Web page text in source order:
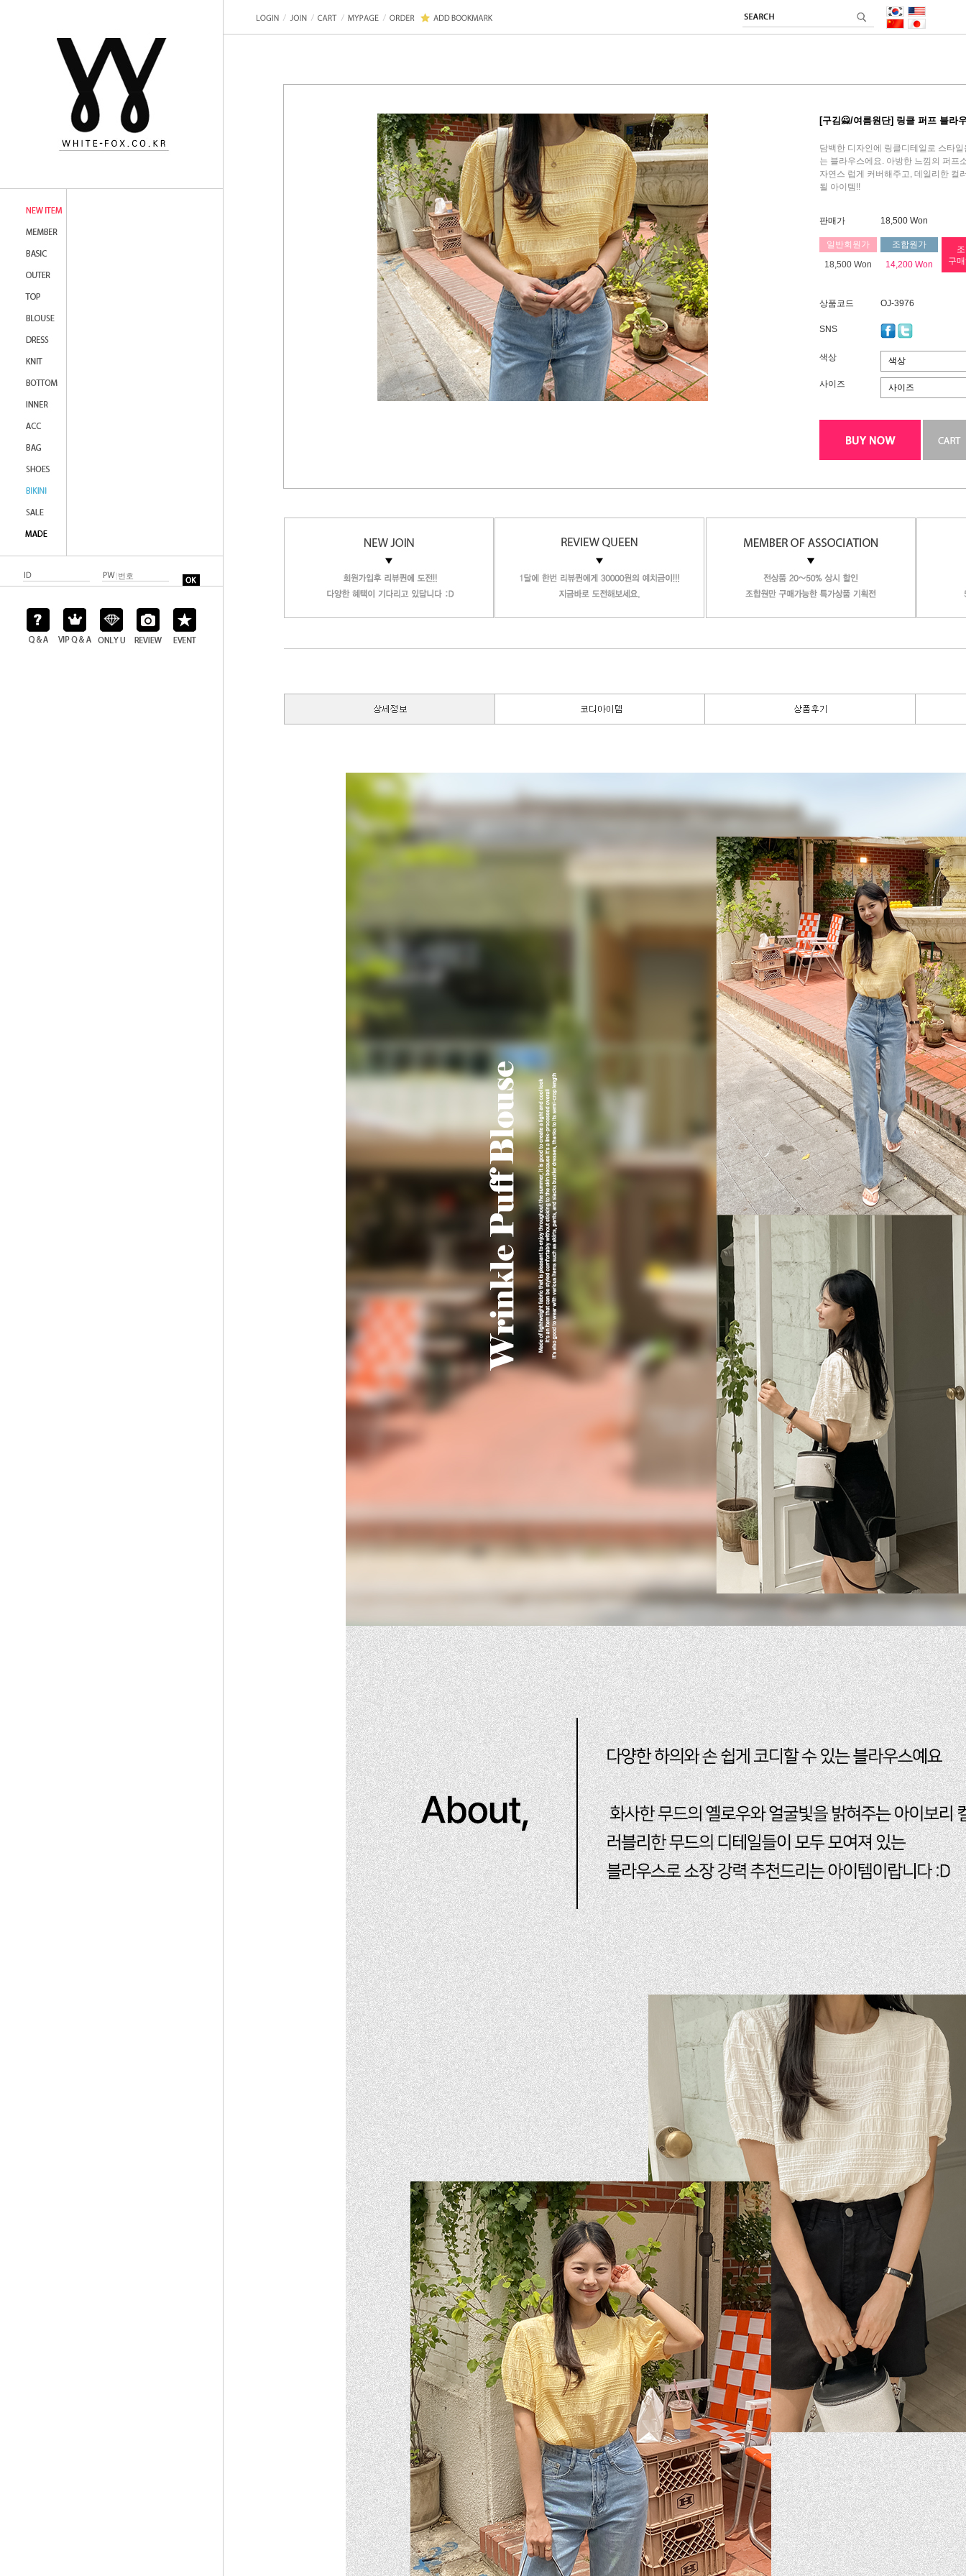
[구김🙅/여름원단] 링클 퍼프 블라
담백한 디자인에 링클디테일로 스타
는 블라우스에요. 아방한 느낌의 퍼프
자연스 럽게 커버해주고, 데일리한 컬
될 아이템!!
판매가 18,500 Won
일반회원가
18,500 Won
조합원가
14,200 Won
구
상품코드 OJ-3976
SNS
색상 색상
사이즈 사이즈